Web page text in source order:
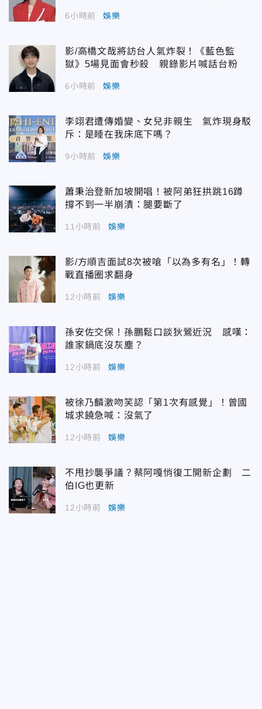
6小時前 娛樂
影/高橋文哉將訪台人氣炸裂！《藍色監
獄》5場見面會秒殺 親錄影片喊話台粉
6小時前 娛樂
李翊君遭傳婚變、女兒非親生 氣炸現身駁
斥：是睡在我床底下嗎？
9小時前 娛樂
蕭秉治登新加坡開唱！被阿弟狂拱跳16蹲
撐不到一半崩潰：腿要斷了
11小時前 娛樂
影/方順吉面試8次被嗆「以為多有名」！轉
戰直播圈求翻身
12小時前 娛樂
孫安佐交保！孫鵬鬆口談狄鶯近況 感嘆：
誰家鍋底沒灰塵？
12小時前 娛樂
被徐乃麟激吻笑認「第1次有感覺」！曾國
城求饒急喊：沒氣了
12小時前 娛樂
不甩抄襲爭議？蔡阿嘎悄復工開新企劃 二
伯IG也更新
12小時前 娛樂